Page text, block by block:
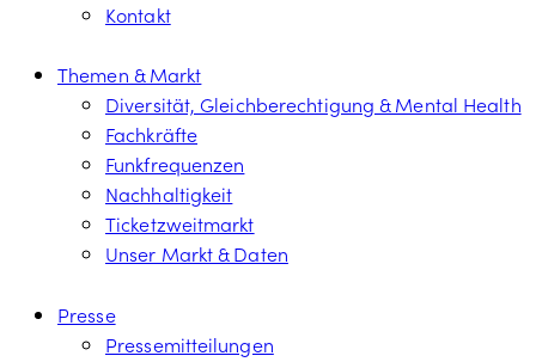
Kontakt
Themen & Markt
Diversität, Gleichberechtigung & Mental Health
Fachkräfte
Funkfrequenzen
Nachhaltigkeit
Ticketzweitmarkt
Unser Markt & Daten
Presse
Pressemitteilungen